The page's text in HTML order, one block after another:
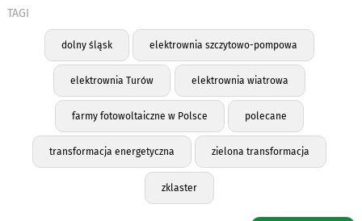
TAGI
dolny śląsk elektrownia szczytowo-pompowa
elektrownia Turów elektrownia wiatrowa
farmy fotowoltaiczne w Polsce polecane
transformacja energetyczna zielona transformacja
zklaster